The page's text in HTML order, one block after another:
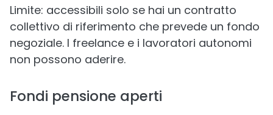
Limite: accessibili solo se hai un contratto
collettivo di riferimento che prevede un fondo
negoziale. I freelance e i lavoratori autonomi
non possono aderire.
Fondi pensione aperti